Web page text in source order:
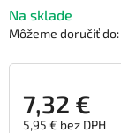
Na sklade
Môžeme doručiť do:
7,32 €
5,95 € bez DPH
5
hviezdičiek.